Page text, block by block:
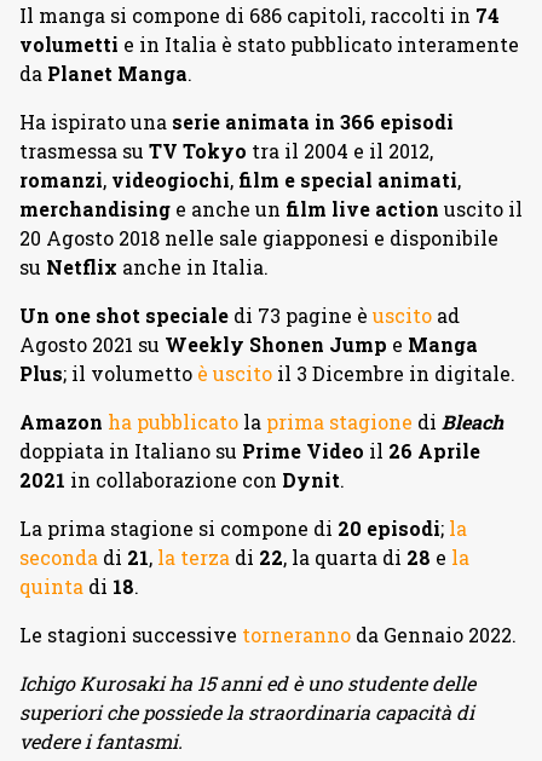
Il manga si compone di 686 capitoli, raccolti in 74
volumetti e in Italia è stato pubblicato interamente
da Planet Manga.
Ha ispirato una serie animata in 366 episodi
trasmessa su TV Tokyo tra il 2004 e il 2012,
romanzi, videogiochi, film e special animati,
merchandising e anche un film live action uscito il
20 Agosto 2018 nelle sale giapponesi e disponibile
su Netflix anche in Italia.
Un one shot speciale di 73 pagine è uscito ad
Agosto 2021 su Weekly Shonen Jump e Manga
Plus; il volumetto è uscito il 3 Dicembre in digitale.
Amazon ha pubblicato la prima stagione di Bleach
doppiata in Italiano su Prime Video il 26 Aprile
2021 in collaborazione con Dynit.
La prima stagione si compone di 20 episodi; la
seconda di 21, la terza di 22, la quarta di 28 e la
quinta di 18.
Le stagioni successive torneranno da Gennaio 2022.
Ichigo Kurosaki ha 15 anni ed è uno studente delle
superiori che possiede la straordinaria capacità di
vedere i fantasmi.